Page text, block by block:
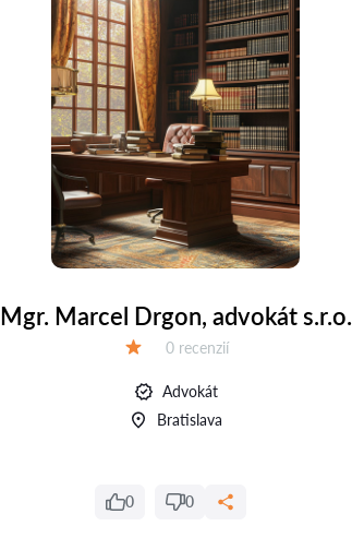
Mgr. Marcel Drgon, advokát s.r.o.
Recenzií:
0 recenzií
Advokát
Bratislava
0 0